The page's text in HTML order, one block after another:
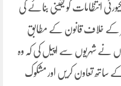
انتظامات کو یقینی بنائے گی
کے خلاف قانون کے مطابق
نے شہریوں سے اپیل کی کہ وہ
ساتھ تعاون کریں اور مشکوک